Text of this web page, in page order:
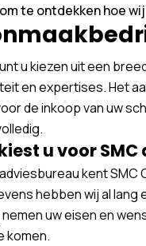
te ontdekken hoe
u kiezen uit een
en expertises. Het
de inkoop van uw
u voor
kent
hebben wij al
nemen uw eisen en
komen.